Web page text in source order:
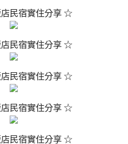
民宿實住分享 ☆
民宿實住分享 ☆
民宿實住分享 ☆
民宿實住分享 ☆
民宿實住分享 ☆